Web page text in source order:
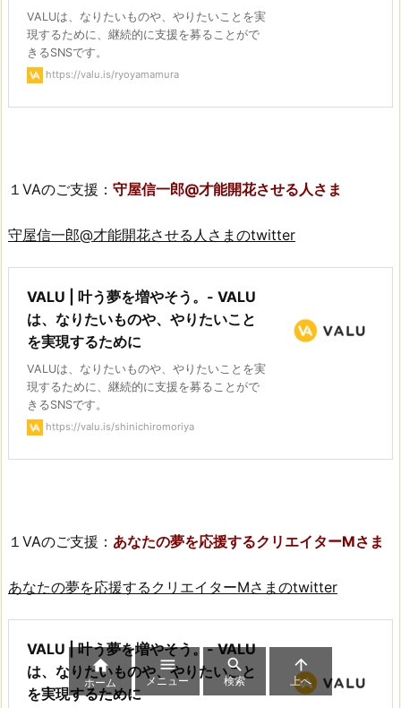
VALUは、なりたいものや、やりたいことを実
現するために、継続的に支援を募ることがで
きるSNSです。
https://valu.is/ryoyamamura
１VAのご支援： 守屋信一郎@才能開花させる人さま
守屋信一郎@才能開花させる人さまのtwitter
VALU | 叶う夢を増やそう。- VALU
は、なりたいものや、やりたいこと
を実現するために
VALUは、なりたいものや、やりたいことを実
現するために、継続的に支援を募ることがで
きるSNSです。
https://valu.is/shinichiromoriya
１VAのご支援： あなたの夢を応援するクリエイターMさま
あなたの夢を応援するクリエイターMさまのtwitter
VALU | 叶う夢を増やそう。- VALU
は、なりたいものや、やりたいこと
を実現するために

ホーム

メニュー

検索

上へ